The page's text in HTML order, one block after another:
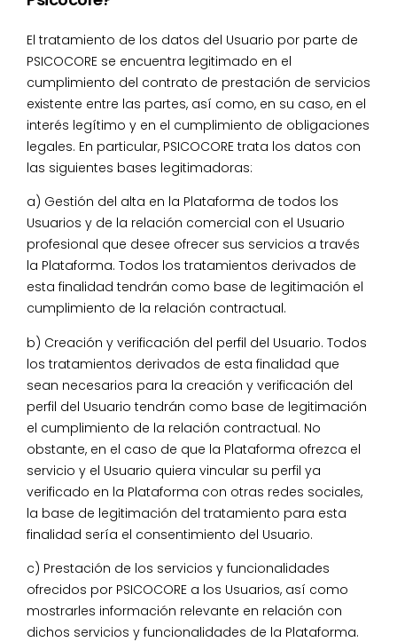
El tratamiento de los datos del Usuario por parte de
PSICOCORE se encuentra legitimado en el
cumplimiento del contrato de prestación de servicios
existente entre las partes, así como, en su caso, en el
interés legítimo y en el cumplimiento de obligaciones
legales. En particular, PSICOCORE trata los datos con
las siguientes bases legitimadoras:
a) Gestión del alta en la Plataforma de todos los
Usuarios y de la relación comercial con el Usuario
profesional que desee ofrecer sus servicios a través
la Plataforma. Todos los tratamientos derivados de
esta finalidad tendrán como base de legitimación el
cumplimiento de la relación contractual.
b) Creación y verificación del perfil del Usuario. Todos
los tratamientos derivados de esta finalidad que
sean necesarios para la creación y verificación del
perfil del Usuario tendrán como base de legitimación
el cumplimiento de la relación contractual. No
obstante, en el caso de que la Plataforma ofrezca el
servicio y el Usuario quiera vincular su perfil ya
verificado en la Plataforma con otras redes sociales,
la base de legitimación del tratamiento para esta
finalidad sería el consentimiento del Usuario.
c) Prestación de los servicios y funcionalidades
ofrecidos por PSICOCORE a los Usuarios, así como
mostrarles información relevante en relación con
dichos servicios y funcionalidades de la Plataforma.